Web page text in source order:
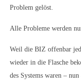
Problem gelöst.
Alle Probleme werden
Weil die BIZ offenbar
wieder in die Flasche
des Systems waren –